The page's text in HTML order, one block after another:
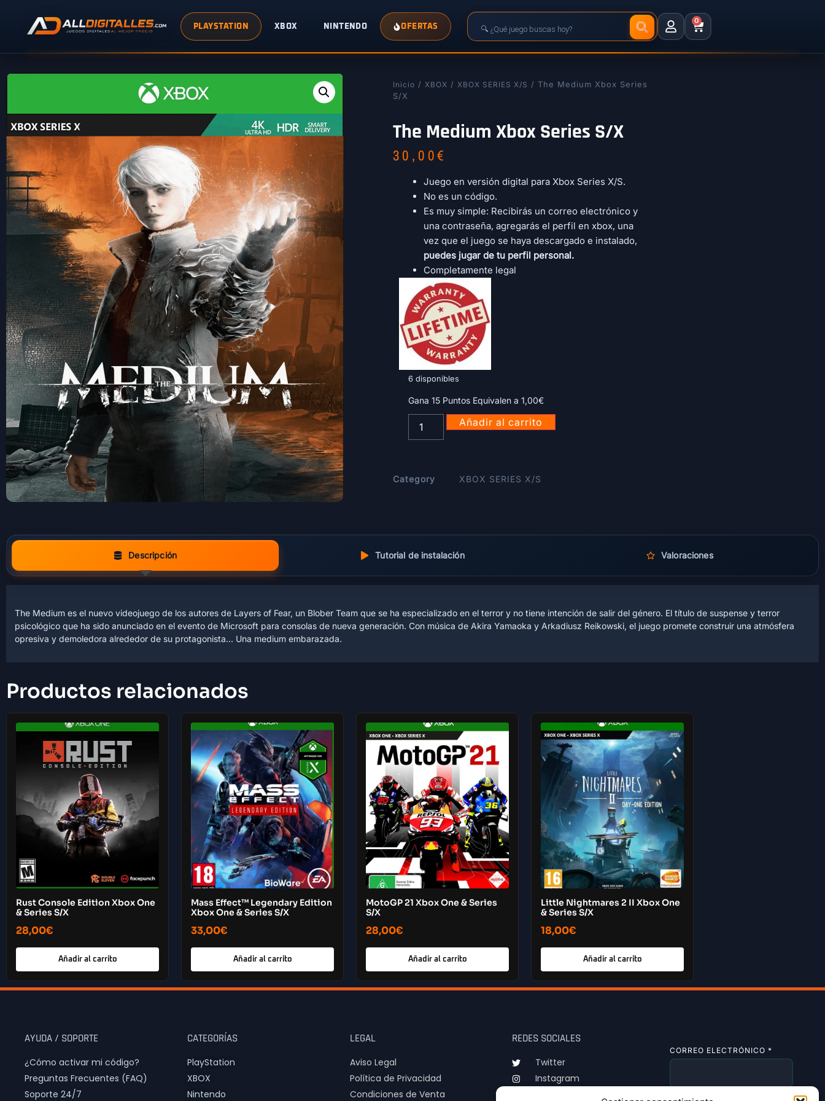
PLAYSTATION XBOX NINTENDO OFERTAS
0
Inicio / XBOX / XBOX SERIES X/S / The Medium Xbox Series
S/X
The Medium Xbox Series S/X
30,00€
Juego en versión digital para Xbox Series X/S.
No es un código.
Es muy simple: Recibirás un correo electrónico y
una contraseña, agregarás el perfil en xbox, una
vez que el juego se haya descargado e instalado,
puedes jugar de tu perfil personal.
Completamente legal
6 disponibles
Gana 15 Puntos Equivalen a 1,00€
Añadir al carrito
Category XBOX SERIES X/S
Descripción Tutorial de instalación Valoraciones
The Medium es el nuevo videojuego de los autores de Layers of Fear, un Blober Team que se ha especializado en el terror y no tiene intención de salir del género. El título de suspense y terror
psicológico que ha sido anunciado en el evento de Microsoft para consolas de nueva generación. Con música de Akira Yamaoka y Arkadiusz Reikowski, el juego promete construir una atmósfera
opresiva y demoledora alrededor de su protagonista… Una medium embarazada.
Productos relacionados
Rust Console Edition Xbox One
& Series S/X
28,00€
Añadir al carrito
Mass Effect™ Legendary Edition
Xbox One & Series S/X
33,00€
Añadir al carrito
MotoGP 21 Xbox One & Series
S/X
28,00€
Añadir al carrito
Little Nightmares 2 II Xbox One
& Series S/X
18,00€
Añadir al carrito
AYUDA / SOPORTE
¿Cómo activar mi código?
Preguntas Frecuentes (FAQ)
Soporte 24/7
CATEGORÍAS
PlayStation
XBOX
Nintendo
LEGAL
Aviso Legal
Política de Privacidad
Condiciones de Venta
REDES SOCIALES
Twitter
Instagram
CORREO ELECTRÓNICO*